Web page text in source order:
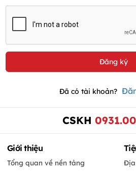
Đã có tài khoản?
CSKH
Giới thiệu
Tổng quan về nền tảng
Địa